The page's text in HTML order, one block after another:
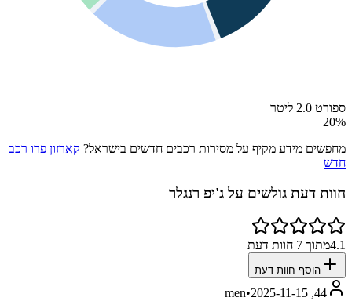
ספורט 2.0 ליטר
20%
מחפשים מידע מקיף על מסירות רכבים חדשים בישראל? קארזון פרו רכב
חדש
חוות דעת גולשים עלג'יפ רנגלר
4.1מתוך 7 חוות דעת
הוסף חוות דעת
44, men
•2025-11-15